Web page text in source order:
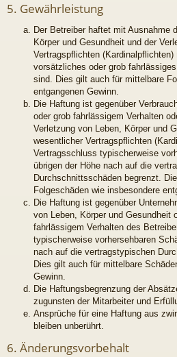
5. Gewährleistung
Der Betreiber haftet mit Ausnahme
Körper und Gesundheit und der
Vertragspflichten
vorsätzliches oder grob
sind. Dies gilt auch für mittelbare
entgangenen Gewinn.
Die Haftung ist gegenüber
oder grob fahrlässigem Verhalten
Verletzung von Leben, Körper und
wesentlicher Vertragspflichten
Vertragsschluss typischerweise
übrigen der Höhe nach auf die
Durchschnittsschäden begrenzt.
Folgeschäden wie insbesondere
Die Haftung ist gegenüber
von Leben, Körper und Gesundheit
fahrlässigem Verhalten des
typischerweise vorhersehbaren
nach auf die vertragstypischen
Dies gilt auch für mittelbare
Gewinn.
Die Haftungsbegrenzung der
zugunsten der Mitarbeiter und
Ansprüche für eine Haftung aus
bleiben unberührt.
6. Änderungsvorbehalt